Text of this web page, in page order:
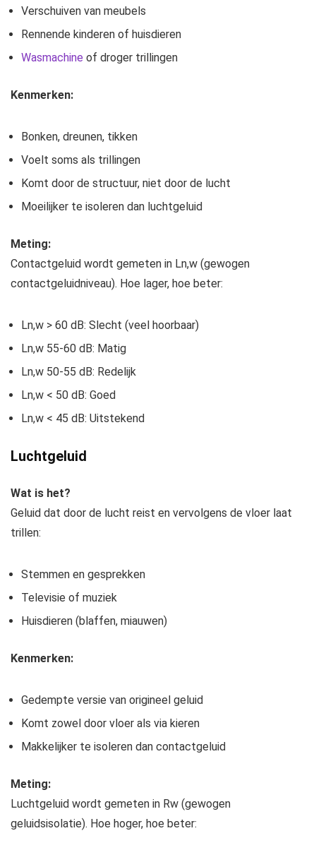
Verschuiven van meubels
Rennende kinderen of huisdieren
Wasmachine of droger trillingen
Kenmerken:
Bonken, dreunen, tikken
Voelt soms als trillingen
Komt door de structuur, niet door de lucht
Moeilijker te isoleren dan luchtgeluid
Meting:
Contactgeluid wordt gemeten in Ln,w (gewogen
contactgeluidniveau). Hoe lager, hoe beter:
Ln,w > 60 dB: Slecht (veel hoorbaar)
Ln,w 55-60 dB: Matig
Ln,w 50-55 dB: Redelijk
Ln,w < 50 dB: Goed
Ln,w < 45 dB: Uitstekend
Luchtgeluid
Wat is het?
Geluid dat door de lucht reist en vervolgens de vloer laat
trillen:
Stemmen en gesprekken
Televisie of muziek
Huisdieren (blaffen, miauwen)
Kenmerken:
Gedempte versie van origineel geluid
Komt zowel door vloer als via kieren
Makkelijker te isoleren dan contactgeluid
Meting:
Luchtgeluid wordt gemeten in Rw (gewogen
geluidsisolatie). Hoe hoger, hoe beter: